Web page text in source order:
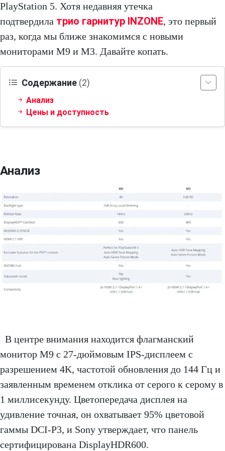
PlayStation 5. Хотя недавняя утечка
подтвердила трио гарнитур INZONE, это первый
раз, когда мы ближе знакомимся с новыми
мониторами M9 и M3. Давайте копать.
Содержание (2)
Анализ
Цены и доступность
Анализ
В центре внимания находится флагманский
монитор M9 с 27-дюймовым IPS-дисплеем с
разрешением 4K, частотой обновления до 144 Гц и
заявленным временем отклика от серого к серому в
1 миллисекунду. Цветопередача дисплея на
удивление точная, он охватывает 95% цветовой
гаммы DCI-P3, и Sony утверждает, что панель
сертифицирована DisplayHDR600.